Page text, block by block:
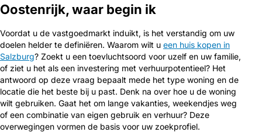
Oostenrijk, waar begin ik
Voordat u de vastgoedmarkt induikt, is het verstandig om uw
doelen helder te definiëren. Waarom wilt u een huis kopen in
Salzburg? Zoekt u een toevluchtsoord voor uzelf en uw familie,
of ziet u het als een investering met verhuurpotentieel? Het
antwoord op deze vraag bepaalt mede het type woning en de
locatie die het beste bij u past. Denk na over hoe u de woning
wilt gebruiken. Gaat het om lange vakanties, weekendjes weg
of een combinatie van eigen gebruik en verhuur? Deze
overwegingen vormen de basis voor uw zoekprofiel.